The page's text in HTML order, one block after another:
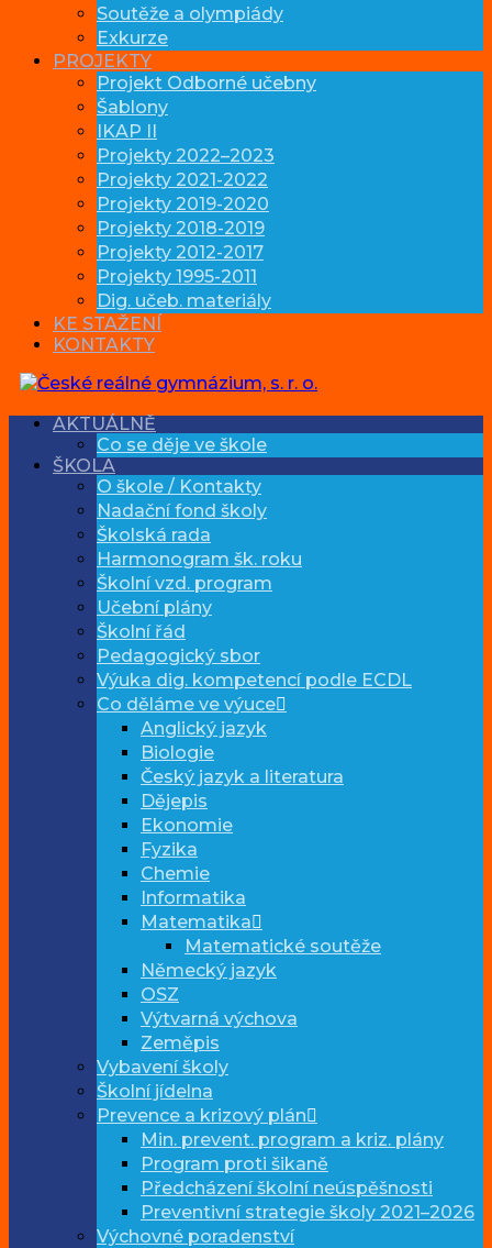
Soutěže a olympiády
Exkurze
PROJEKTY
Projekt Odborné učebny
Šablony
IKAP II
Projekty 2022–2023
Projekty 2021-2022
Projekty 2019-2020
Projekty 2018-2019
Projekty 2012-2017
Projekty 1995-2011
Dig. učeb. materiály
KE STAŽENÍ
KONTAKTY
AKTUÁLNĚ
Co se děje ve škole
ŠKOLA
O škole / Kontakty
Nadační fond školy
Školská rada
Harmonogram šk. roku
Školní vzd. program
Učební plány
Školní řád
Pedagogický sbor
Výuka dig. kompetencí podle ECDL
Co děláme ve výuce
Anglický jazyk
Biologie
Český jazyk a literatura
Dějepis
Ekonomie
Fyzika
Chemie
Informatika
Matematika
Matematické soutěže
Německý jazyk
OSZ
Výtvarná výchova
Zeměpis
Vybavení školy
Školní jídelna
Prevence a krizový plán
Min. prevent. program a kriz. plány
Program proti šikaně
Předcházení školní neúspěšnosti
Preventivní strategie školy 2021–2026
Výchovné poradenství